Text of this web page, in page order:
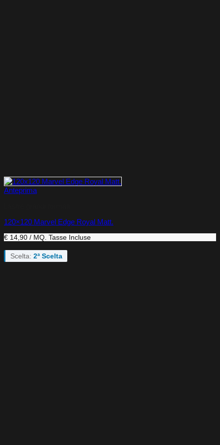
Anteprima
120×120 Marvel Edge Royal Matt.
€ 14,90 / MQ. Tasse Incluse
Scelta: 2ª Scelta